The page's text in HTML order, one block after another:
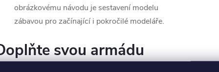
obrázkovému návodu je sestavení modelu
zábavou pro začínající i pokročilé modeláře.
svou armádu